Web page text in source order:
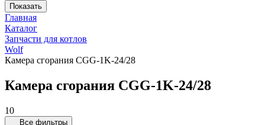
Показать
Главная
Каталог
Запчасти для котлов
Wolf
Камера сгорания CGG-1K-24/28
Камера сгорания CGG-1K-24/28
10
Все фильтры